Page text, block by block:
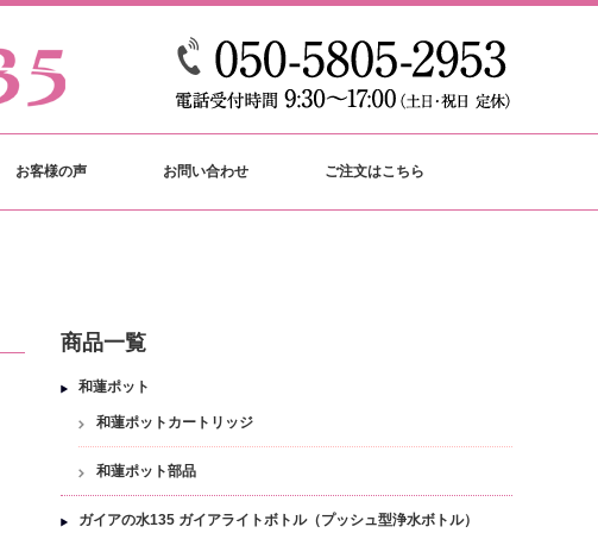
お客様の声 お問い合わせ ご注文はこちら
商品一覧
和蓮ポット
和蓮ポットカートリッジ
和蓮ポット部品
ガイアの水135 ガイアライトボトル（プッシュ型浄水ボトル）